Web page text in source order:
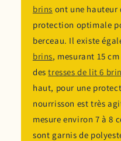
brins ont une hauteur
protection optimale
berceau. Il existe
brins, mesurant 15
destresses de lit 6
haut, pour une
nourrisson est très
mesure environ 7 à 8
sont garnis de